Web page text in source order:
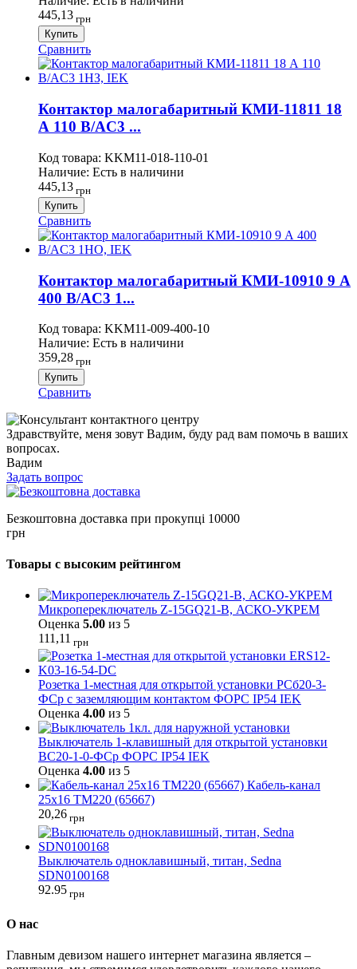
445,13 грн
Купить
Сравнить
Контактор малогабаритный КМИ-11811 18
А 110 В/AC3 ...
Код товара: KKM11-018-110-01
Наличие: Есть в наличини
445,13 грн
Купить
Сравнить
Контактор малогабаритный КМИ-10910 9 А
400 В/AC3 1...
Код товара: KKM11-009-400-10
Наличие: Есть в наличини
359,28 грн
Купить
Сравнить
Здравствуйте, меня зовут Вадим, буду рад вам помочь в ваших
вопросах.
Вадим
Задать вопрос
Безкоштовна доставка при прокупці 10000
грн
Товары с высоким рейтингом
Микропереключатель Z-15GQ21-B, АСКО-УКРЕМ
Оценка 5.00 из 5
111,11 грн
Розетка 1-местная для открытой установки РСб20-3-
ФСр с заземляющим контактом ФОРС IP54 IEK
Оценка 4.00 из 5
Выключатель 1-клавишный для открытой установки
ВС20-1-0-ФСр ФОРС IP54 IEK
Оценка 4.00 из 5
Кабель-канал
25х16 ТМ220 (65667)
20,26 грн
Выключатель одноклавишный, титан, Sedna
SDN0100168
92.95 грн
О нас
Главным девизом нашего интернет магазина является –